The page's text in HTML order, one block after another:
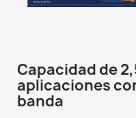
Capacidad de
aplicaciones
banda